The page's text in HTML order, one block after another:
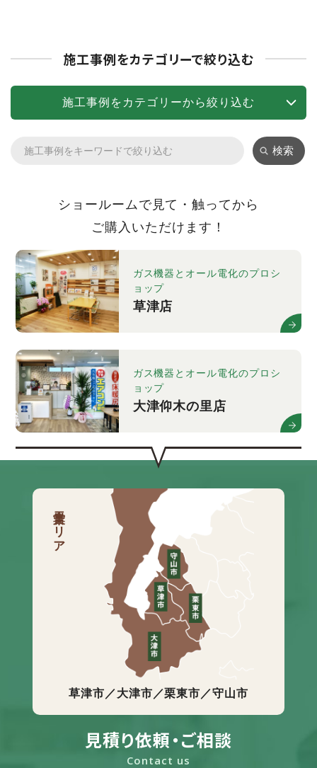
施工事例をカテゴリーで絞り込む
施工事例をカテゴリーから絞り込む
検索
ショールームで見て・触ってから
ご購入いただけます！
ガス機器とオール電化のプロシ
ョップ
草津店
ガス機器とオール電化のプロシ
ョップ
大津仰木の里店
営業エリア
草津市／大津市／栗東市／守山市
見積り依頼・ご相談
Contact us